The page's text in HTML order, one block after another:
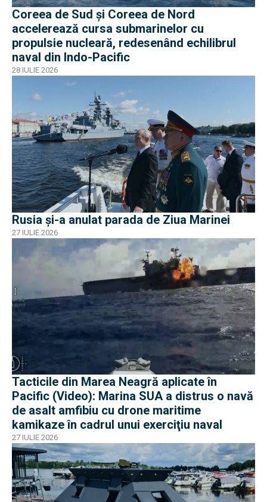
Coreea de Sud și Coreea de Nord
accelerează cursa submarinelor cu
propulsie nucleară, redesenând echilibrul
naval din Indo-Pacific
28 IULIE 2026
Rusia și-a anulat parada de Ziua Marinei
27 IULIE 2026
Tacticile din Marea Neagră aplicate în
Pacific (Video): Marina SUA a distrus o navă
de asalt amfibiu cu drone maritime
kamikaze în cadrul unui exerciţiu naval
27 IULIE 2026